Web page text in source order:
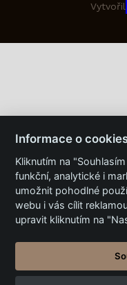
Vytvořil
Informace o
Kliknutím na
funkční, analytické i
umožnit pohodlné
webu i vás cílit
upravit kliknutím na